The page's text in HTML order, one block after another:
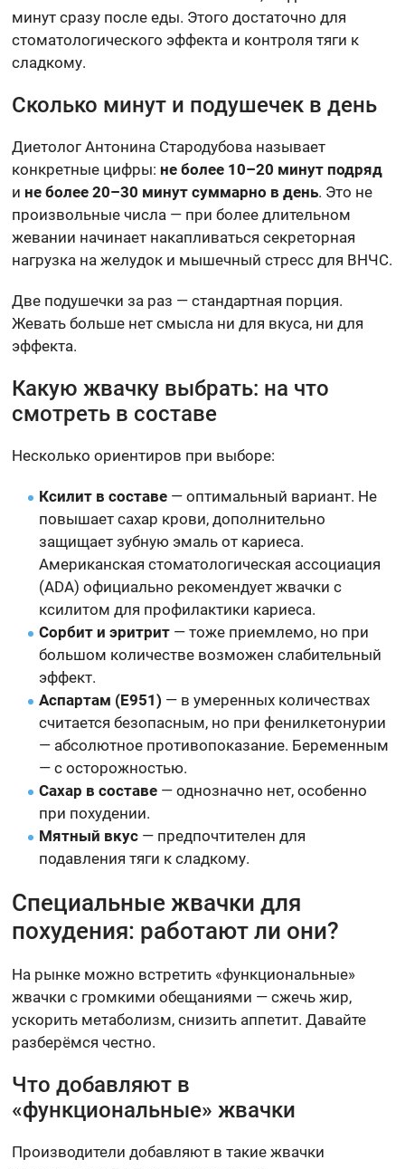
минут сразу после еды. Этого достаточно для
стоматологического эффекта и контроля тяги к
сладкому.
Сколько минут и подушечек в день
Диетолог Антонина Стародубова называет
конкретные цифры: не более 10–20 минут подряд
и не более 20–30 минут суммарно в день. Это не
произвольные числа — при более длительном
жевании начинает накапливаться секреторная
нагрузка на желудок и мышечный стресс для ВНЧС.
Две подушечки за раз — стандартная порция.
Жевать больше нет смысла ни для вкуса, ни для
эффекта.
Какую жвачку выбрать: на что
смотреть в составе
Несколько ориентиров при выборе:
Ксилит в составе — оптимальный вариант. Не
повышает сахар крови, дополнительно
защищает зубную эмаль от кариеса.
Американская стоматологическая ассоциация
(ADA) официально рекомендует жвачки с
ксилитом для профилактики кариеса.
Сорбит и эритрит — тоже приемлемо, но при
большом количестве возможен слабительный
эффект.
Аспартам (Е951) — в умеренных количествах
считается безопасным, но при фенилкетонурии
— абсолютное противопоказание. Беременным
— с осторожностью.
Сахар в составе — однозначно нет, особенно
при похудении.
Мятный вкус — предпочтителен для
подавления тяги к сладкому.
Специальные жвачки для
похудения: работают ли они?
На рынке можно встретить «функциональные»
жвачки с громкими обещаниями — сжечь жир,
ускорить метаболизм, снизить аппетит. Давайте
разберёмся честно.
Что добавляют в
«функциональные» жвачки
Производители добавляют в такие жвачки